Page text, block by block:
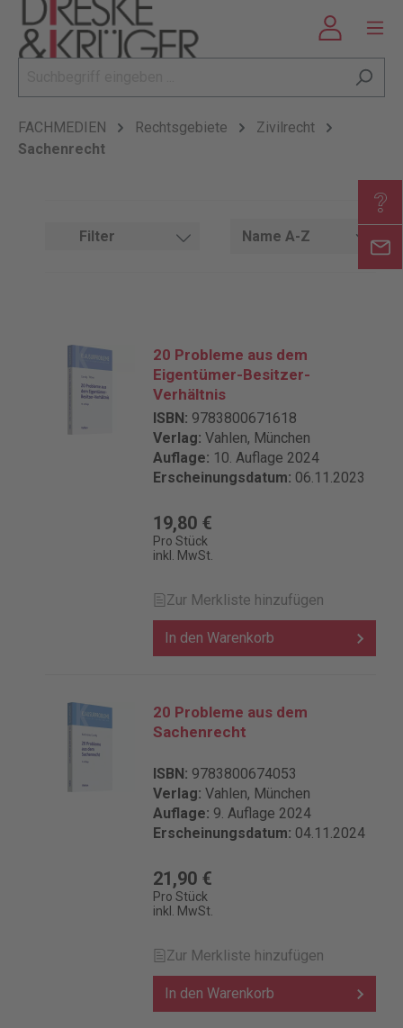
FACHMEDIEN Rechtsgebiete
Zivilrecht
Sachenrecht
Filter
20 Probleme aus dem
Eigentümer-Besitzer-
Verhältnis
ISBN: 9783800671618
Verlag: Vahlen, München
Auflage: 10. Auflage 2024
Erscheinungsdatum: 06.11.2023
19,80 €
Pro Stück
inkl. MwSt.
Zur Merkliste hinzufügen
In den Warenkorb
20 Probleme aus dem
Sachenrecht
ISBN: 9783800674053
Verlag: Vahlen, München
Auflage: 9. Auflage 2024
Erscheinungsdatum: 04.11.2024
21,90 €
Pro Stück
inkl. MwSt.
Zur Merkliste hinzufügen
In den Warenkorb